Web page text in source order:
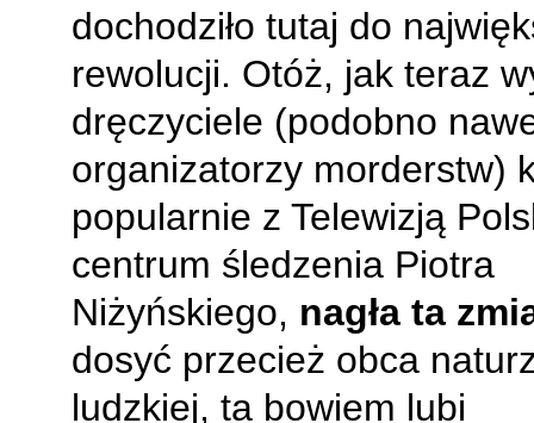
dochodziło tutaj do
rewolucji. Otóż, jak teraz
dręczyciele (podobno
organizatorzy morderstw)
popularnie z Telewizją
centrum śledzenia Piotra
Niżyńskiego, nagła ta
dosyć przecież obca
ludzkiej, ta bowiem lubi